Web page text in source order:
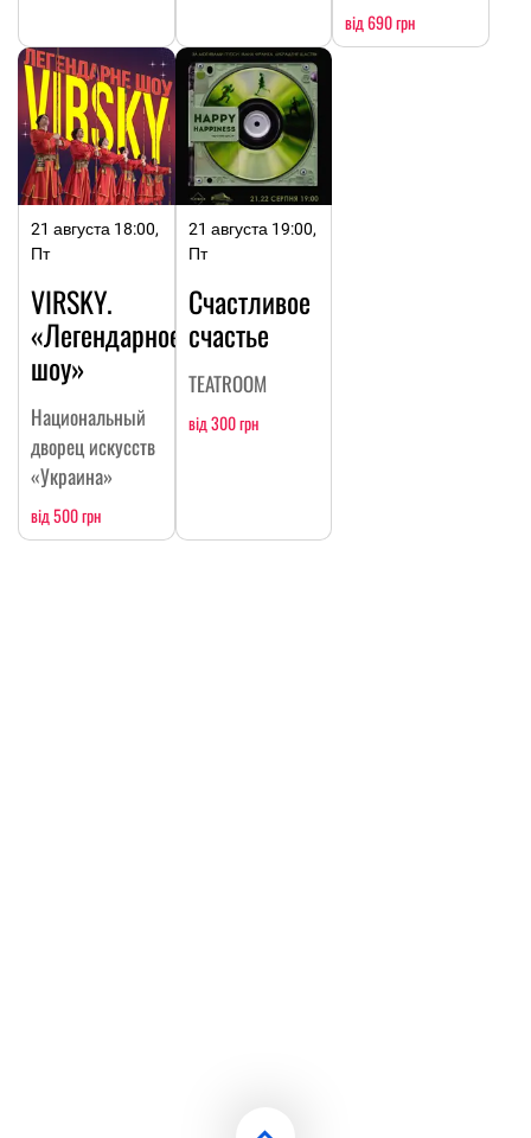
від 690 грн
21 августа 18:00,
Пт
VIRSKY.
«Легендарное
шоу»
Национальный
дворец искусств
«Украина»
від 500 грн
21 августа 19:00,
Пт
Счастливое
счастье
TEATROOM
від 300 грн